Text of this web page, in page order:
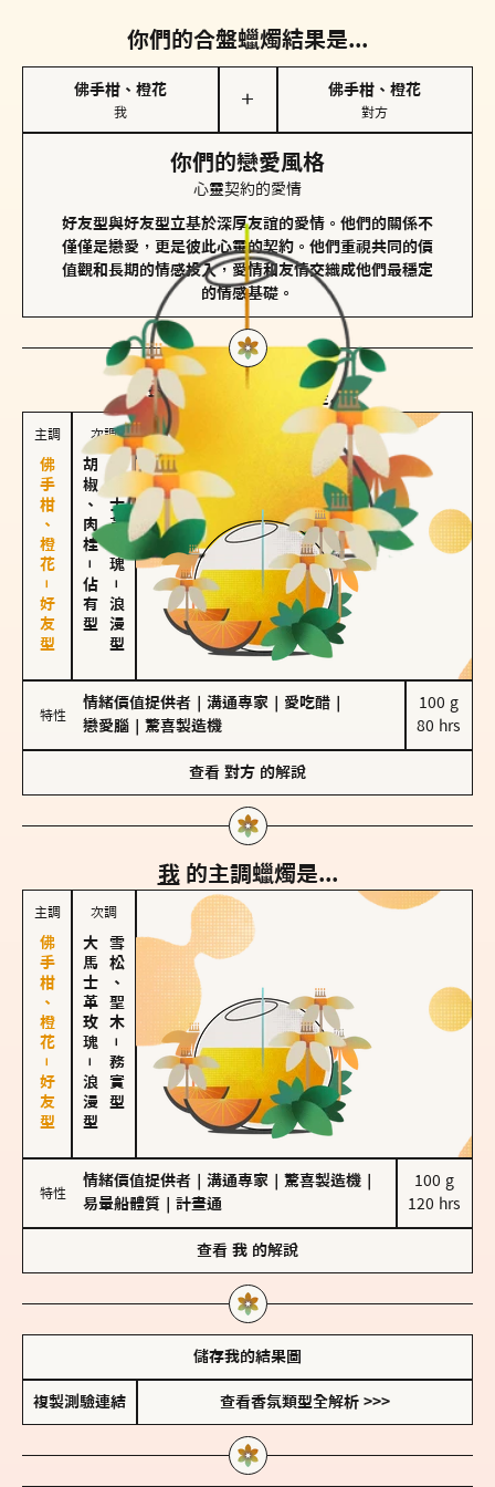
你們的合盤蠟燭結果是...
佛手柑、橙花
我
＋
佛手柑、橙花
對方
你們的戀愛風格
心靈契約的愛情
好友型與好友型立基於深厚友誼的愛情。他們的關係不
僅僅是戀愛，更是彼此心靈的契約。他們重視共同的價
值觀和長期的情感投入，愛情和友情交織成他們最穩定
的情感基礎。
對方 的主調蠟燭是...
主調
佛手柑、橙花－好友型
次調
胡椒、肉桂
－
佔有型
大馬士革玫瑰
－
浪漫型
特性
情緒價值提供者 溝通專家 愛吃醋
戀愛腦
驚喜製造機
100 g
80 hrs
查看 對方 的解說
我 的主調蠟燭是...
主調
佛手柑、橙花－好友型
次調
大馬士革玫瑰
－
浪漫型
雪松、聖木
－
務實型
特性
情緒價值提供者 溝通專家 驚喜製造機
易暈船體質
計畫通
100 g
120 hrs
查看 我 的解說
儲存我的結果圖
複製測驗連結 查看香氛類型全解析 >>>